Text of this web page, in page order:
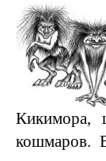
Кикимора,
кошмаров.